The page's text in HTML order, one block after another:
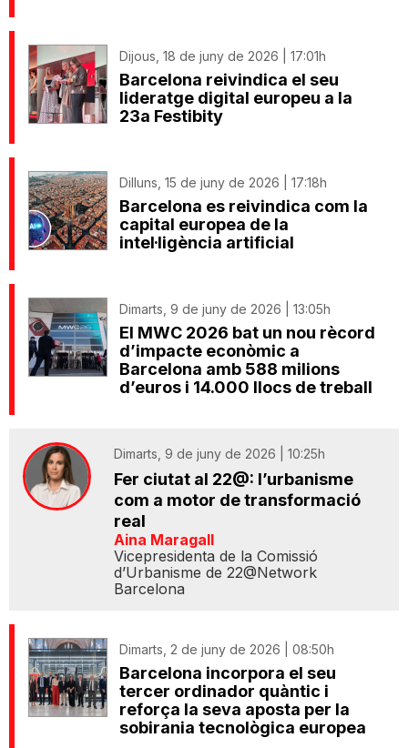
Dijous, 18 de juny de 2026 | 17:01h
Barcelona reivindica el seu
lideratge digital europeu a la
23a Festibity
Dilluns, 15 de juny de 2026 | 17:18h
Barcelona es reivindica com la
capital europea de la
intel·ligència artificial
Dimarts, 9 de juny de 2026 | 13:05h
El MWC 2026 bat un nou rècord
d’impacte econòmic a
Barcelona amb 588 milions
d’euros i 14.000 llocs de treball
Dimarts, 9 de juny de 2026 | 10:25h
Fer ciutat al 22@: l’urbanisme
com a motor de transformació
real
Aina Maragall
Vicepresidenta de la Comissió
d’Urbanisme de 22@Network
Barcelona
Dimarts, 2 de juny de 2026 | 08:50h
Barcelona incorpora el seu
tercer ordinador quàntic i
reforça la seva aposta per la
sobirania tecnològica europea